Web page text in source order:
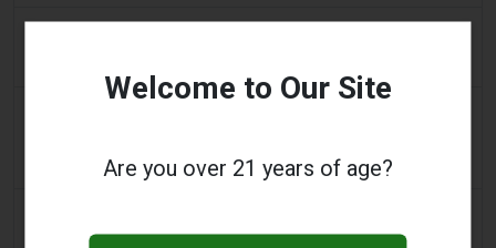
のアルバータ州民にとって問題であると指摘
Welcome to Our Site
Are you over 21 years of age?